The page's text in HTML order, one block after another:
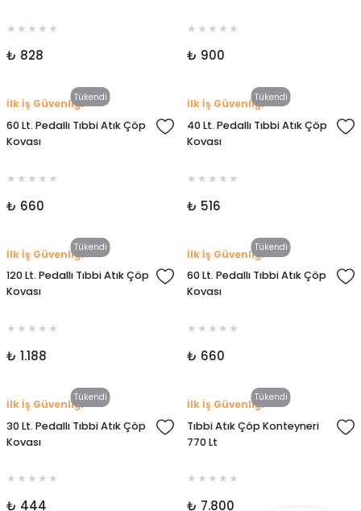
₺ 828 ₺ 900
Tükendi
İlk İş Güvenliği
60 Lt. Pedallı Tıbbi Atık Çöp
Kovası
₺ 660
Tükendi
İlk İş Güvenliği
40 Lt. Pedallı Tıbbi Atık Çöp
Kovası
₺ 516
Tükendi
İlk İş Güvenliği
120 Lt. Pedallı Tıbbi Atık Çöp
Kovası
₺ 1.188
Tükendi
İlk İş Güvenliği
60 Lt. Pedallı Tıbbi Atık Çöp
Kovası
₺ 660
Tükendi
İlk İş Güvenliği
30 Lt. Pedallı Tıbbi Atık Çöp
Kovası
₺ 444
Tükendi
İlk İş Güvenliği
Tıbbi Atık Çöp Konteyneri
770 Lt
₺ 7.800